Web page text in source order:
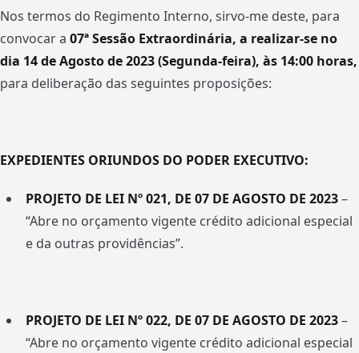
Nos termos do Regimento Interno, sirvo-me deste, para
convocar a 07ª Sessão Extraordinária, a realizar-se no
dia 14 de Agosto de 2023 (Segunda-feira), às 14:00 horas,
para deliberação das seguintes proposições:
EXPEDIENTES ORIUNDOS DO PODER EXECUTIVO:
PROJETO DE LEI Nº 021, DE 07 DE AGOSTO DE 2023–
“Abre no orçamento vigente crédito adicional especial
e da outras providências”.
PROJETO DE LEI Nº 022, DE 07 DE AGOSTO DE 2023–
“Abre no orçamento vigente crédito adicional especial